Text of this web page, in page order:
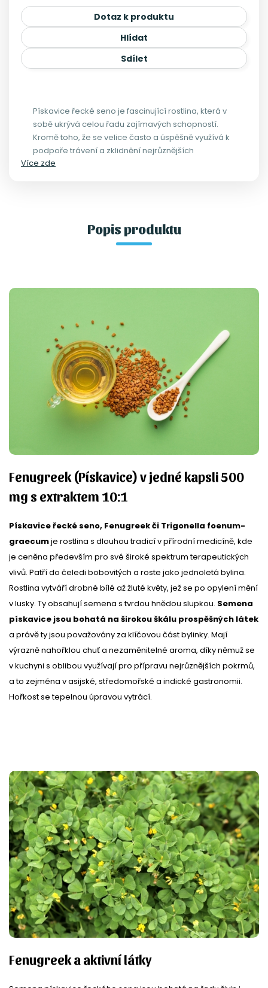
Dotaz k produktu
Hlídat
Sdílet
Pískavice řecké seno je fascinující rostlina, která v
sobě ukrývá celou řadu zajímavých schopností.
Kromě toho, že se velice často a úspěšně využívá k
podpoře trávení a zklidnění nejrůznějších
zažívacích potíží, má také silný vliv na hormonální
Více zde
Popis produktu
Fenugreek (Pískavice) v jedné kapsli 500
mg s extraktem 10:1
Pískavice řecké seno, Fenugreek či Trigonella foenum-
graecumje rostlina s dlouhou tradicí v přírodní medicíně, kde
je ceněna především pro své široké spektrum terapeutických
vlivů. Patří do čeledi bobovitých a roste jako jednoletá bylina.
Rostlina vytváří drobné bílé až žluté květy, jež se po opylení mění
v lusky. Ty obsahují semena s tvrdou hnědou slupkou. Semena
pískavice jsou bohatá na širokou škálu prospěšných látek
a právě ty jsou považovány za klíčovou část bylinky. Mají
výrazně nahořklou chuť a nezaměnitelné aroma, díky němuž se
v kuchyni s oblibou využívají pro přípravu nejrůznějších pokrmů,
a to zejména v asijské, středomořské a indické gastronomii.
Hořkost se tepelnou úpravou vytrácí.
Fenugreek a aktivní látky